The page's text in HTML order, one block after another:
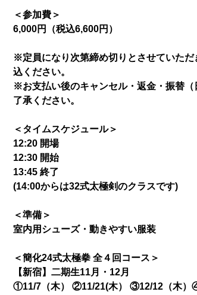
＜参加費＞
6,000円（税込6,600円）
※定員になり次第締め切りとさせていただ
込ください。
※お支払い後のキャンセル・返金・振替
了承ください。
＜タイムスケジュール＞
12:20 開場
12:30 開始
13:45 終了
(14:00からは32式太極剣のクラスです)
＜準備＞
室内用シューズ・動きやすい服装
＜簡化24式太極拳 全４回コース＞
【新宿】二期生11月・12月
①11/7（木） ②11/21(木） ③12/12（木）